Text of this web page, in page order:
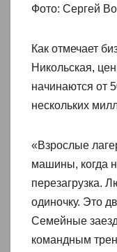
Фото: Сергей
Как отмечает
Никольская,
начинаются от
нескольких
«Взрослые
машины, когда
перезагрузка.
одиночку. Это
Семейные
командным